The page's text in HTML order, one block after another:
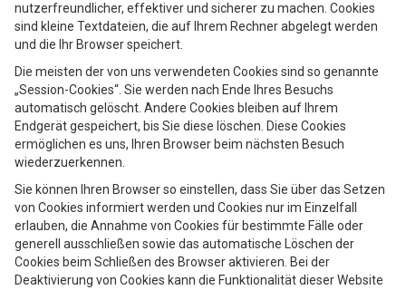
nutzerfreundlicher, effektiver und sicherer zu machen. Cookies
sind kleine Textdateien, die auf Ihrem Rechner abgelegt werden
und die Ihr Browser speichert.
Die meisten der von uns verwendeten Cookies sind so genannte
„Session-Cookies“. Sie werden nach Ende Ihres Besuchs
automatisch gelöscht. Andere Cookies bleiben auf Ihrem
Endgerät gespeichert, bis Sie diese löschen. Diese Cookies
ermöglichen es uns, Ihren Browser beim nächsten Besuch
wiederzuerkennen.
Sie können Ihren Browser so einstellen, dass Sie über das Setzen
von Cookies informiert werden und Cookies nur im Einzelfall
erlauben, die Annahme von Cookies für bestimmte Fälle oder
generell ausschließen sowie das automatische Löschen der
Cookies beim Schließen des Browser aktivieren. Bei der
Deaktivierung von Cookies kann die Funktionalität dieser Website